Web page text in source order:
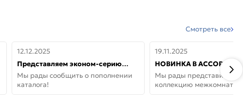
Смотреть все
12.12.2025
Представляем эконом-серию
дверей от бренда Portika, где цена
не значит «просто»
Мы рады сообщить о пополнении
каталога!
19.11.2025
НОВИНКА В
ДВЕРИ GLOSSMAT —
НЕОКЛАССИКА И УЮТ
Мы рады представить
коллекцию
GlossMat